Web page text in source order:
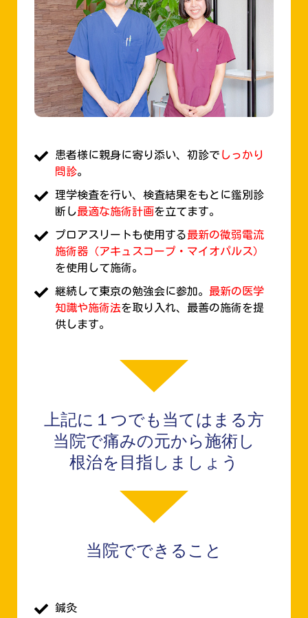
患者様に親身に寄り添い、初診で しっかり
問診。
理学検査を行い、検査結果をもとに鑑別診
断し最適な施術計画を立てます。
プロアスリートも使用する最新の微弱電流
施術器（アキュスコープ・マイオパルス）
を使用して施術。
継続して東京の勉強会に参加。 最新の医学
知識や施術法を取り入れ、最善の施術を提
供します。
上記に１つでも当てはまる方
当院で痛みの元から施術し
根治を目指しましょう
当院でできること
鍼灸